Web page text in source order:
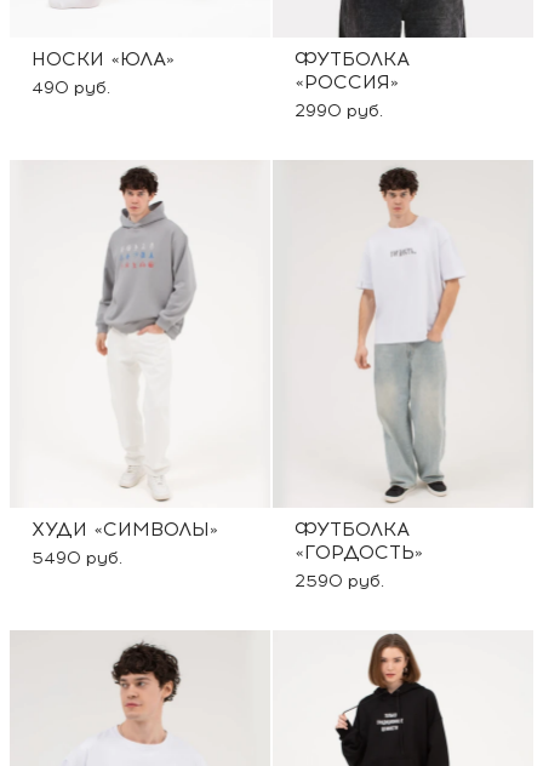
НОСКИ «ЮЛА»
490 руб.
ФУТБОЛКА
«РОССИЯ»
2990 руб.
ХУДИ «СИМВОЛЫ»
5490 руб.
ФУТБОЛКА
«ГОРДОСТЬ»
2590 руб.